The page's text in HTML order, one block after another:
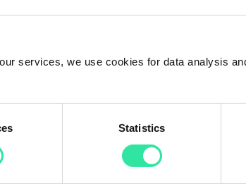
services, we use cookies for data analysis
Statistics
(Pty) Ltd) wurde im Juni 2023 gegründet.
https://lendplus.co.za/.